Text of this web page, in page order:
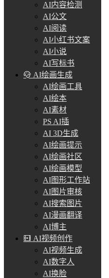
AI内容检测
AI公文
AI阅读
AI小红书文案
AI小说
AI写标书
AI绘画生成
AI绘画工具
AI绘本
AI素材
PS AI插
AI 3D生成
AI绘画提示
AI绘画社区
AI绘画模型
AI图形工作站
AI图片审核
AI搜索图片
AI漫画翻译
AI博主
AI视频创作
AI视频生成
AI数字人
AI换脸